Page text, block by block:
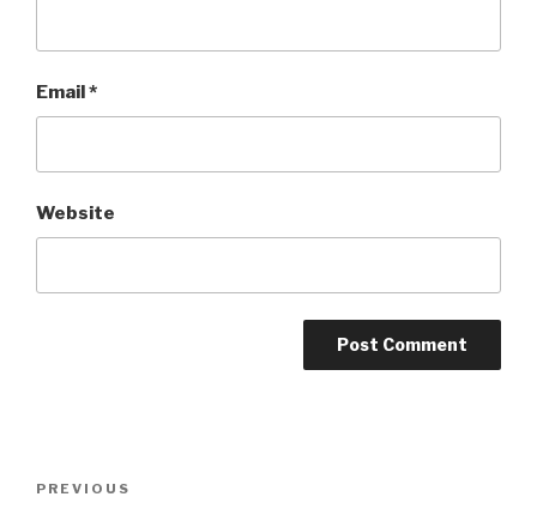
Email*
Website
Post
Previous
PREVIOUS